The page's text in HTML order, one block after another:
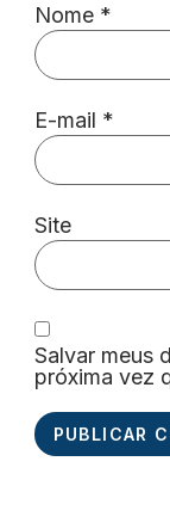
Nome *
E-mail *
Site
Salvar meus
próxima vez